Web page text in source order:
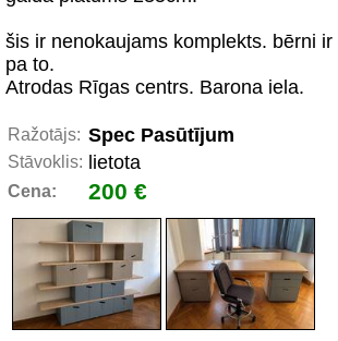
šis ir nenokaujams komplekts. bērni
pa to.
Atrodas Rīgas centrs. Barona iela.
Ražotājs: Spec Pasūtījum
Stāvoklis: lietota
Cena: 200 €